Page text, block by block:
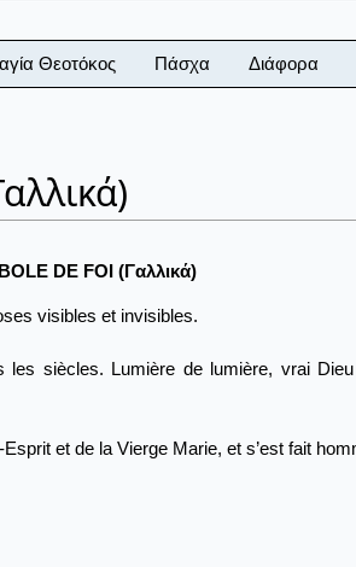
Θεοτόκος Πάσχα Διάφορα
DE FOI (Γαλλικά)
visibles et invisibles.
siècles. Lumière de lumière, vrai
et de la Vierge Marie, et s’est fait